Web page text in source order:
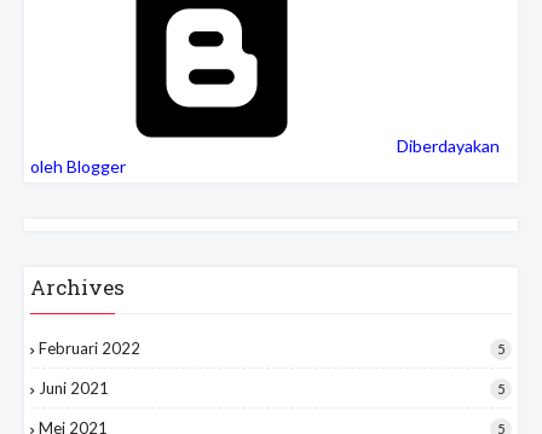
Diberdayakan
oleh Blogger
Archives
Februari 2022 5
Juni 2021 5
Mei 2021 5